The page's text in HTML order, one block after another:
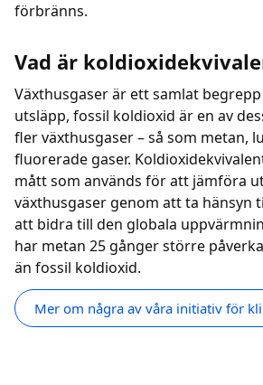
förbränns.
Vad är
Växthusgaser är ett samlat
utsläpp, fossil koldioxid är en av
fler växthusgaser – så som metan,
fluorerade gaser.
mått som används för att jämföra
växthusgaser genom att ta hänsyn
att bidra till den globala
har metan 25 gånger större
än fossil koldioxid.
Mer om några av våra initiativ för